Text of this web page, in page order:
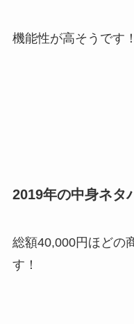
機能性が高そうです！
2019年の中身ネタ
総額40,000円ほどの
す！